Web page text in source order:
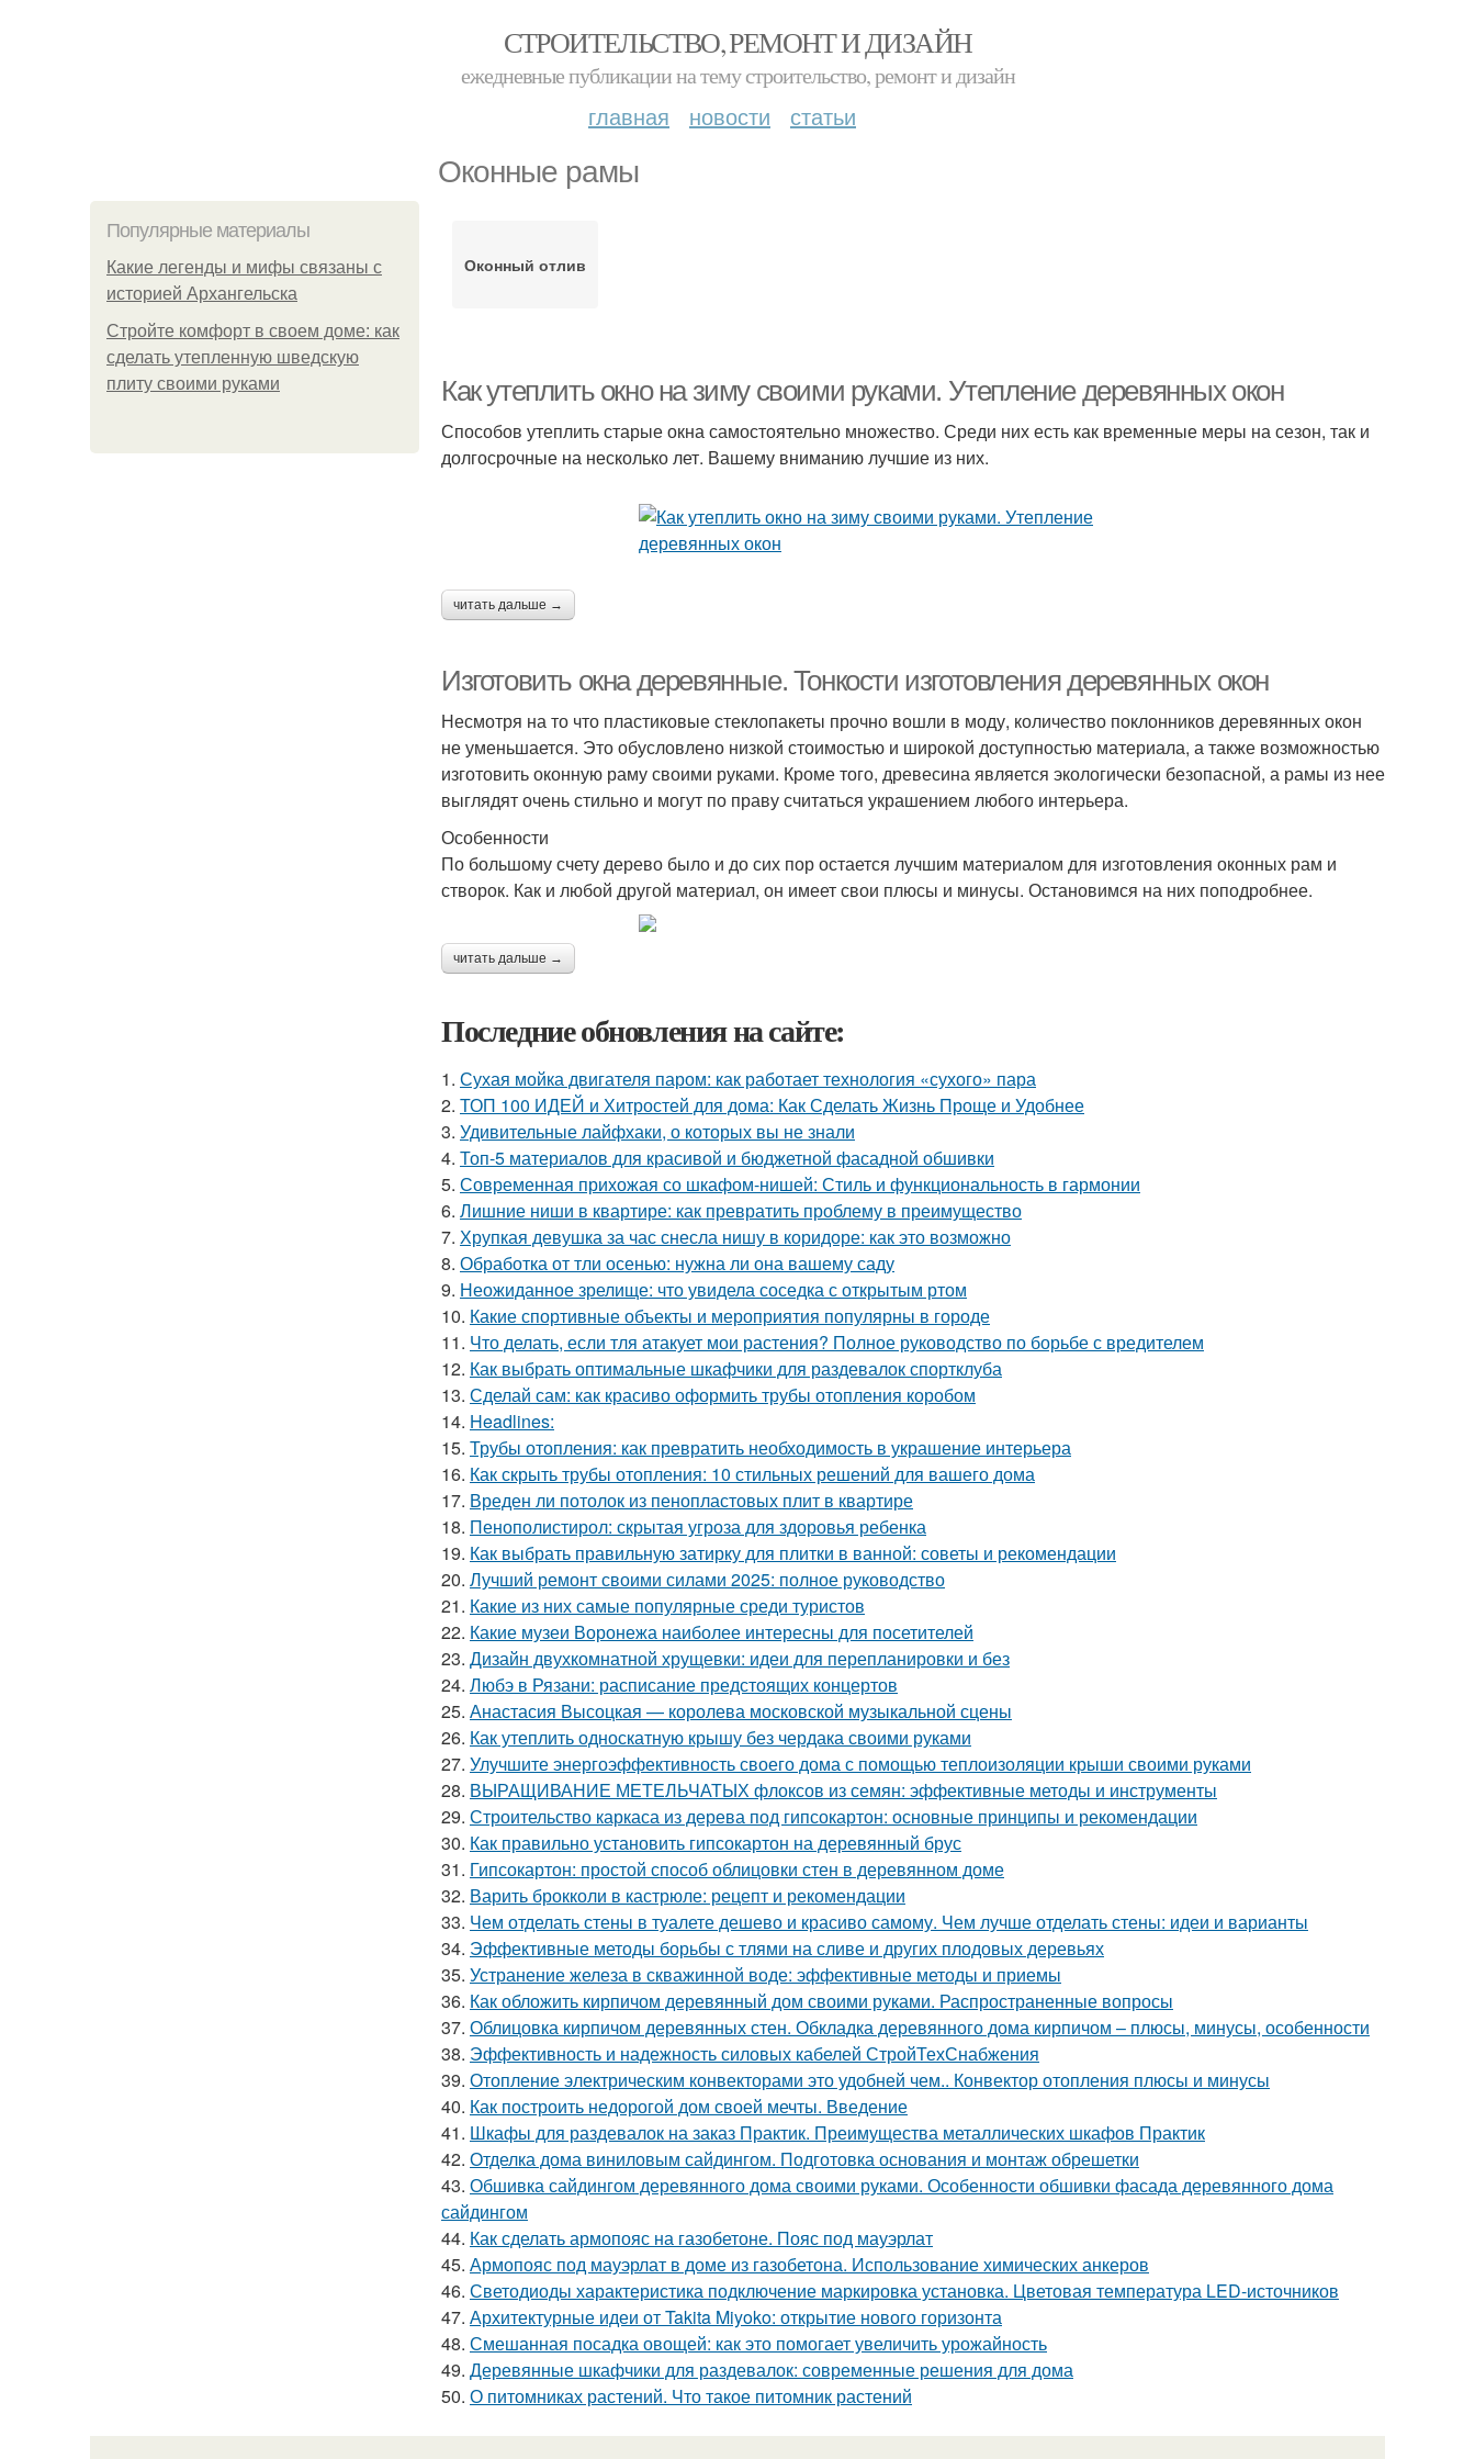
СТРОИТЕЛЬСТВО, РЕМОНТ И ДИЗАЙН
ежедневные публикации на тему строительство, ремонт и дизайн
главная новости статьи
Оконные рамы
Популярные материалы
Какие легенды и мифы связаны с
историей Архангельска
Стройте комфорт в своем доме: как
сделать утепленную шведскую
плиту своими руками
Оконный отлив
Как утеплить окно на зиму своими руками. Утепление деревянных окон
Способов утеплить старые окна самостоятельно множество. Среди них есть как временные меры на сезон, так и
долгосрочные на несколько лет. Вашему вниманию лучшие из них.
читать дальше →
Изготовить окна деревянные. Тонкости изготовления деревянных окон
Несмотря на то что пластиковые стеклопакеты прочно вошли в моду, количество поклонников деревянных окон
не уменьшается. Это обусловлено низкой стоимостью и широкой доступностью материала, а также возможностью
изготовить оконную раму своими руками. Кроме того, древесина является экологически безопасной, а рамы из нее
выглядят очень стильно и могут по праву считаться украшением любого интерьера.
Особенности
По большому счету дерево было и до сих пор остается лучшим материалом для изготовления оконных рам и
створок. Как и любой другой материал, он имеет свои плюсы и минусы. Остановимся на них поподробнее.
читать дальше →
Последние обновления на сайте:
1. Сухая мойка двигателя паром: как работает технология «сухого» пара
2. ТОП 100 ИДЕЙ и Хитростей для дома: Как Сделать Жизнь Проще и Удобнее
3. Удивительные лайфхаки, о которых вы не знали
4. Топ-5 материалов для красивой и бюджетной фасадной обшивки
5. Современная прихожая со шкафом-нишей: Стиль и функциональность в гармонии
6. Лишние ниши в квартире: как превратить проблему в преимущество
7. Хрупкая девушка за час снесла нишу в коридоре: как это возможно
8. Обработка от тли осенью: нужна ли она вашему саду
9. Неожиданное зрелище: что увидела соседка с открытым ртом
10. Какие спортивные объекты и мероприятия популярны в городе
11. Что делать, если тля атакует мои растения? Полное руководство по борьбе с вредителем
12. Как выбрать оптимальные шкафчики для раздевалок спортклуба
13. Сделай сам: как красиво оформить трубы отопления коробом
14. Headlines:
15. Трубы отопления: как превратить необходимость в украшение интерьера
16. Как скрыть трубы отопления: 10 стильных решений для вашего дома
17. Вреден ли потолок из пенопластовых плит в квартире
18. Пенополистирол: скрытая угроза для здоровья ребенка
19. Как выбрать правильную затирку для плитки в ванной: советы и рекомендации
20. Лучший ремонт своими силами 2025: полное руководство
21. Какие из них самые популярные среди туристов
22. Какие музеи Воронежа наиболее интересны для посетителей
23. Дизайн двухкомнатной хрущевки: идеи для перепланировки и без
24. Любэ в Рязани: расписание предстоящих концертов
25. Анастасия Высоцкая — королева московской музыкальной сцены
26. Как утеплить односкатную крышу без чердака своими руками
27. Улучшите энергоэффективность своего дома с помощью теплоизоляции крыши своими руками
28. ВЫРАЩИВАНИЕ МЕТЕЛЬЧАТЫХ флоксов из семян: эффективные методы и инструменты
29. Строительство каркаса из дерева под гипсокартон: основные принципы и рекомендации
30. Как правильно установить гипсокартон на деревянный брус
31. Гипсокартон: простой способ облицовки стен в деревянном доме
32. Варить брокколи в кастрюле: рецепт и рекомендации
33. Чем отделать стены в туалете дешево и красиво самому. Чем лучше отделать стены: идеи и варианты
34. Эффективные методы борьбы с тлями на сливе и других плодовых деревьях
35. Устранение железа в скважинной воде: эффективные методы и приемы
36. Как обложить кирпичом деревянный дом своими руками. Распространенные вопросы
37. Облицовка кирпичом деревянных стен. Обкладка деревянного дома кирпичом – плюсы, минусы, особенности
38. Эффективность и надежность силовых кабелей СтройТехСнабжения
39. Отопление электрическим конвекторами это удобней чем.. Конвектор отопления плюсы и минусы
40. Как построить недорогой дом своей мечты. Введение
41. Шкафы для раздевалок на заказ Практик. Преимущества металлических шкафов Практик
42. Отделка дома виниловым сайдингом. Подготовка основания и монтаж обрешетки
43. Обшивка сайдингом деревянного дома своими руками. Особенности обшивки фасада деревянного дома
сайдингом
44. Как сделать армопояс на газобетоне. Пояс под мауэрлат
45. Армопояс под мауэрлат в доме из газобетона. Использование химических анкеров
46. Светодиоды характеристика подключение маркировка установка. Цветовая температура LED-источников
47. Архитектурные идеи от Takita Miyoko: открытие нового горизонта
48. Смешанная посадка овощей: как это помогает увеличить урожайность
49. Деревянные шкафчики для раздевалок: современные решения для дома
50. О питомниках растений. Что такое питомник растений